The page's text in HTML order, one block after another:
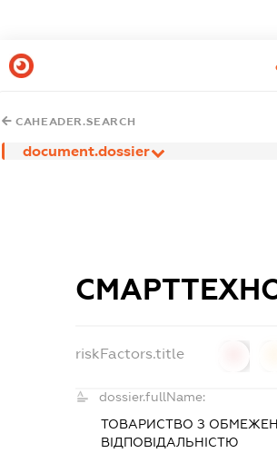
CAHEADER.SEARCH
document.dossier
riskFactors.title
dossier.fullName:
ТОВАРИСТВО З
ВІДПОВІДАЛЬНІСТЮ